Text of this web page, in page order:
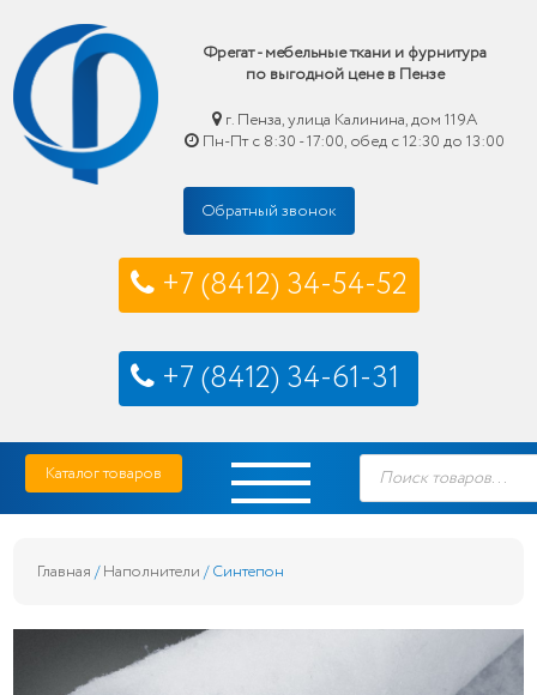
Фрегат - мебельные ткани и фурнитура
по выгодной цене в Пензе
г. Пенза, улица Калинина, дом 119А
Пн-Пт с 8:30 - 17:00, обед с 12:30 до 13:00
Обратный звонок
+7 (8412) 34-54-52
+7 (8412) 34-61-31
Skip
content
Фрегат — мебельные ткани и фурнитура купить по выгодной цене в Пензе
Каталог товаров
Поиск
товаров
Главная /Наполнители / Синтепон